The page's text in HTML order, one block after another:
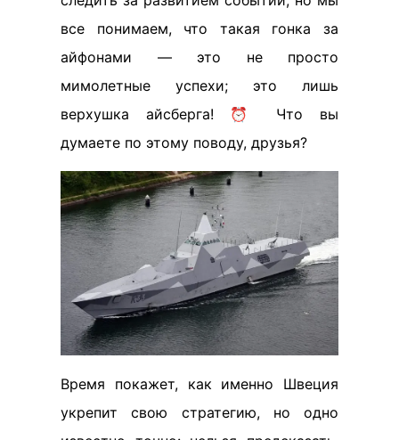
все понимаем, что такая гонка за
айфонами — это не просто
мимолетные успехи; это лишь
верхушка айсберга! ⏰ Что вы
думаете по этому поводу, друзья?
Время покажет, как именно Швеция
укрепит свою стратегию, но одно